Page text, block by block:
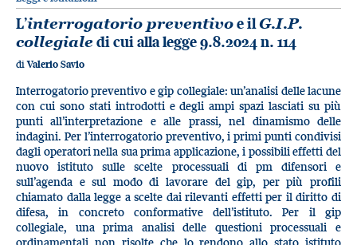
L’interrogatorio preventivoe ilG.I.P.
collegiale di cui alla legge 9.8.2024 n. 114
diValerio Savio
Interrogatorio preventivo e gip collegiale: un’analisi delle lacune
con cui sono stati introdotti e degli ampi spazi lasciati su più
punti all’interpretazione e alle prassi, nel dinamismo delle
indagini. Per l’interrogatorio preventivo, i primi punti condivisi
dagli operatori nella sua prima applicazione, i possibili effetti del
nuovo istituto sulle scelte processuali di pm difensori e
sull’agenda e sul modo di lavorare del gip, per più profili
chiamato dalla legge a scelte dai rilevanti effetti per il diritto di
difesa, in concreto conformative dell’istituto. Per il gip
collegiale, una prima analisi delle questioni processuali e
ordinamentali non risolte che lo rendono allo stato istituto